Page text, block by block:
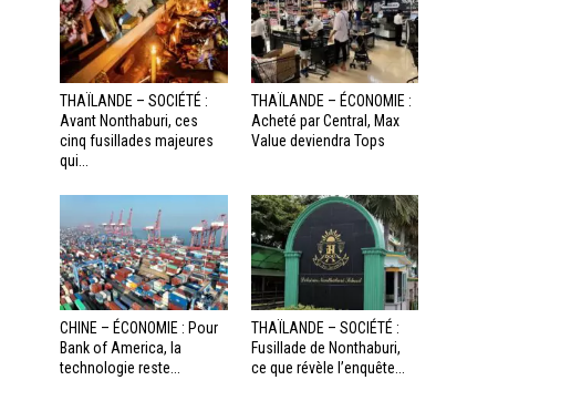
THAÏLANDE – SOCIÉTÉ :
Avant Nonthaburi, ces
cinq fusillades majeures
qui...
THAÏLANDE – ÉCONOMIE :
Acheté par Central, Max
Value deviendra Tops
CHINE – ÉCONOMIE : Pour
Bank of America, la
technologie reste...
THAÏLANDE – SOCIÉTÉ :
Fusillade de Nonthaburi,
ce que révèle l’enquête...